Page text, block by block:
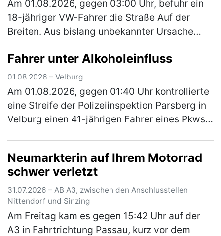
Am 01.08.2026, gegen 03:00 Uhr, befuhr ein
18-jähriger VW-Fahrer die Straße Auf der
Breiten. Aus bislang unbekannter Ursache
einem geparkten Pkw zusammen. Das …
(mehr)
Fahrer unter Alkoholeinfluss
01.08.2026 – Velburg
Am 01.08.2026, gegen 01:40 Uhr kontrollierte
eine Streife der Polizeiinspektion Parsberg in
Velburg einen 41-jährigen Fahrer eines Pkws.
Neumarkterin auf Ihrem Motorrad
schwer verletzt
31.07.2026 – AB A3, zwischen den Anschlusstellen
Nittendorf und Sinzing
Am Freitag kam es gegen 15:42 Uhr auf der
A3 in Fahrtrichtung Passau, kurz vor dem